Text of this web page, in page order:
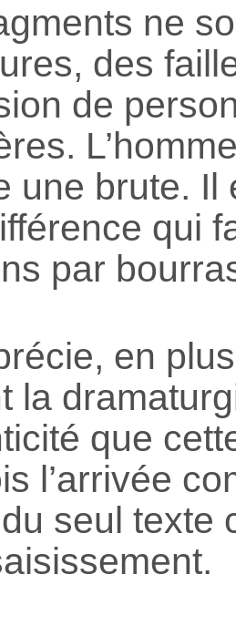
ne
des
de
une brute. Il
qui
par
en
la
que
l’arrivée
seul texte